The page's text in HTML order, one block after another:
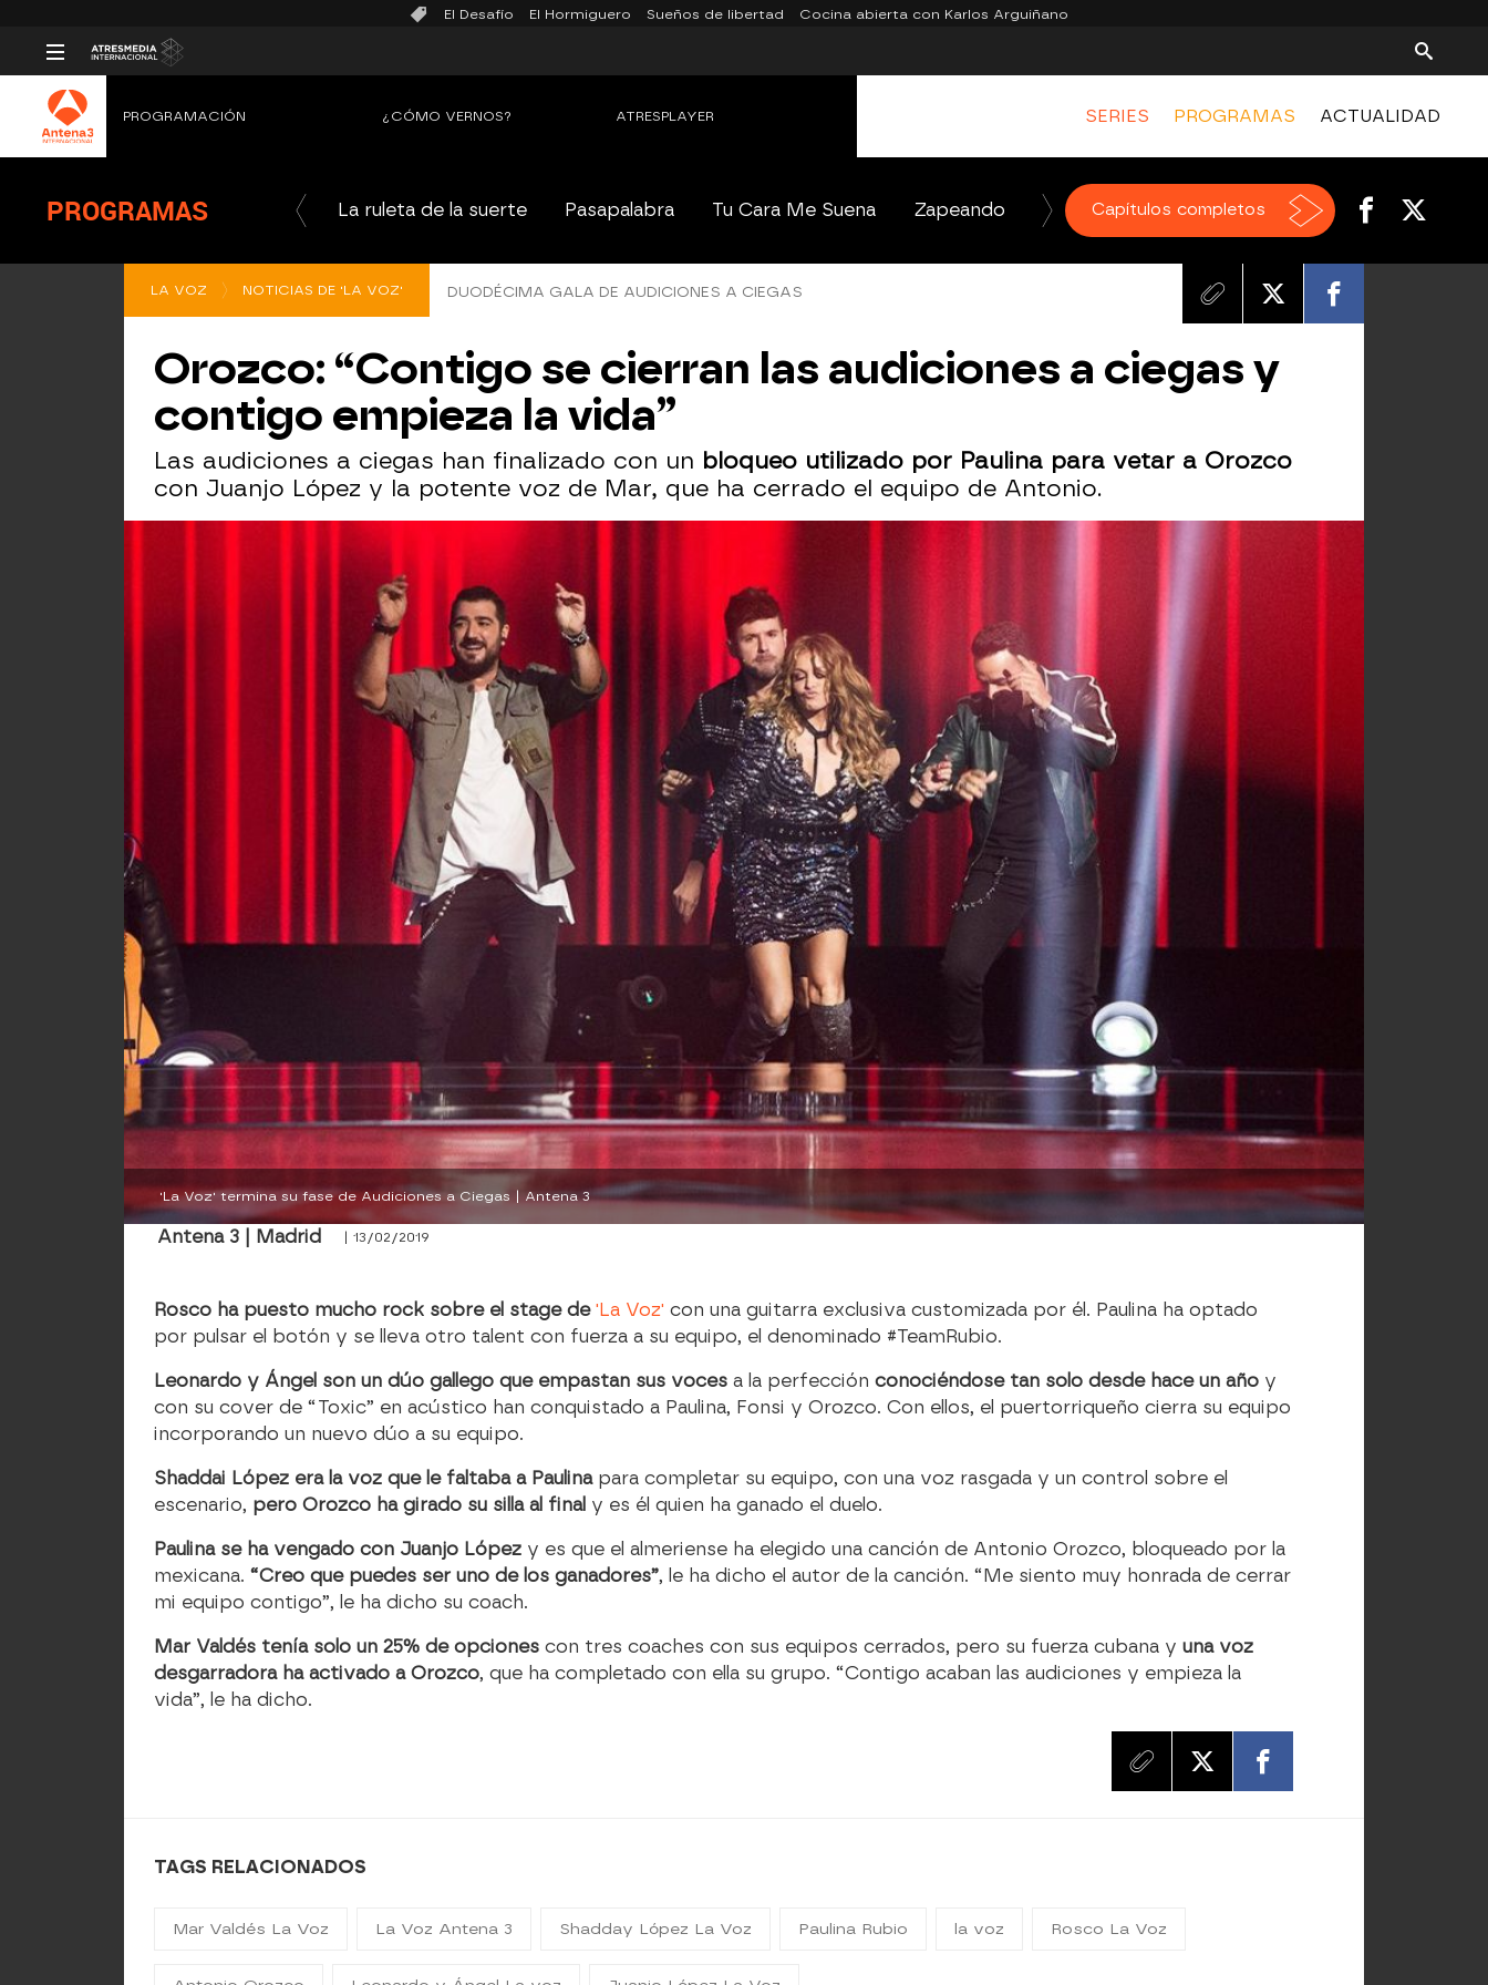
El Desafío El Hormiguero Sueños de libertad Cocina abierta con Karlos Arguiñano
SERIES PROGRAMAS ACTUALIDAD
PROGRAMACIÓN ¿CÓMO VERNOS? ATRESPLAYER
PROGRAMAS La ruleta de la suerte Pasapalabra Tu Cara Me Suena Zapeando La Voz Homo Zapping El Hormiguero
Capítulos completos
LA VOZ NOTICIAS DE 'LA VOZ' DUODÉCIMA GALA DE AUDICIONES A CIEGAS
Orozco: “Contigo se cierran las audiciones a ciegas y
contigo empieza la vida”
Las audiciones a ciegas han finalizado con un bloqueo utilizado por Paulina para vetar a Orozco
con Juanjo López y la potente voz de Mar, que ha cerrado el equipo de Antonio.
'La Voz' termina su fase de Audiciones a Ciegas | Antena 3
Antena 3 | Madrid | 13/02/2019
Rosco ha puesto mucho rock sobre el stage de'La Voz'con una guitarra exclusiva customizada por él. Paulina ha optado
por pulsar el botón y se lleva otro talent con fuerza a su equipo, el denominado #TeamRubio.
Leonardo y Ángel son un dúo gallego que empastan sus vocesa la perfecciónconociéndose tan solo desde hace un año y
con su cover de “Toxic” en acústico han conquistado a Paulina, Fonsi y Orozco. Con ellos, el puertorriqueño cierra su equipo
incorporando un nuevo dúo a su equipo.
Shaddai López era la voz que le faltaba a Paulina para completar su equipo, con una voz rasgada y un control sobre el
escenario, pero Orozco ha girado su silla al final y es él quien ha ganado el duelo.
Paulina se ha vengado con Juanjo López y es que el almeriense ha elegido una canción de Antonio Orozco, bloqueado por la
mexicana.“Creo que puedes ser uno de los ganadores”, le ha dicho el autor de la canción. “Me siento muy honrada de cerrar
mi equipo contigo”, le ha dicho su coach.
Mar Valdés tenía solo un 25% de opciones con tres coaches con sus equipos cerrados, pero su fuerza cubana yuna voz
desgarradora ha activado a Orozco, que ha completado con ella su grupo. “Contigo acaban las audiciones y empieza la
vida”, le ha dicho.
TAGS RELACIONADOS
Mar Valdés La Voz La Voz Antena 3 Shadday López La Voz Paulina Rubio la voz Rosco La Voz